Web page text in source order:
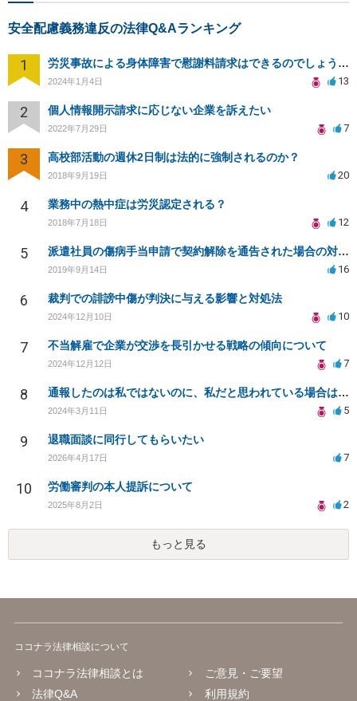
安全配慮義務違反の法律Q&Aランキング
1 労災事故による身体障害で慰謝料請求はできるのでしょうか？
2024年1月4日 13
2 個人情報開示請求に応じない企業を訴えたい
2022年7月29日 7
3 高校部活動の週休2日制は法的に強制されるのか？
2018年9月19日 20
4 業務中の熱中症は労災認定される？
2018年7月18日 12
5 派遣社員の傷病手当申請で契約解除を通告された場合の対応策
2019年9月14日 16
6 裁判での誹謗中傷が判決に与える影響と対処法
2024年12月10日 10
7 不当解雇で企業が交渉を長引かせる戦略の傾向について
2024年12月12日 7
8 通報したのは私ではないのに、私だと思われている場合はどうしたら良いのか？
2024年3月11日 5
9 退職面談に同行してもらいたい
2026年4月17日 7
10 労働審判の本人提訴について
2025年8月2日 2
もっと見る
ココナラ法律相談について
ココナラ法律相談とは
法律Q&A
ご意見・ご要望
利用規約